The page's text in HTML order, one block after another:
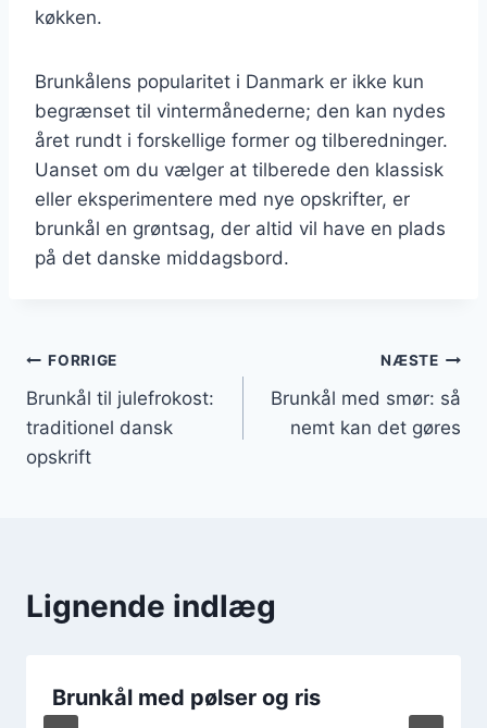
køkken.
Brunkålens popularitet i Danmark er ikke kun
begrænset til vintermånederne; den kan nydes
året rundt i forskellige former og tilberedninger.
Uanset om du vælger at tilberede den klassisk
eller eksperimentere med nye opskrifter, er
brunkål en grøntsag, der altid vil have en plads
på det danske middagsbord.
Indlægsnavigation
FORRIGE
Brunkål til julefrokost:
traditionel dansk
opskrift
NÆSTE
Brunkål med smør: så
nemt kan det gøres
Lignende indlæg
Brunkål med pølser og ris